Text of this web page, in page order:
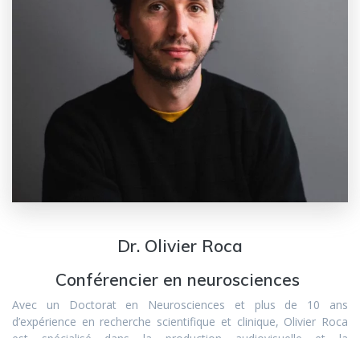
Dr. Olivier Roca
Conférencier en neurosciences
Avec un Doctorat en Neurosciences et plus de 10 ans
d’expérience en recherche scientifique et clinique, Olivier Roca